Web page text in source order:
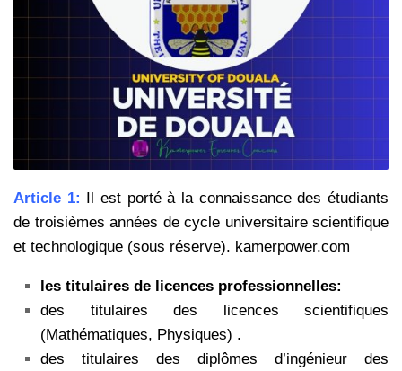
Article 1: Il est porté à la connaissancedes étudiants
de troisièmes années de cycle universitaire scientifique
et technologique (sous réserve). kamerpower.com
les titulaires de licences professionnelles:
des titulaires des licences scientifiques
(Mathématiques, Physiques) .
des titulaires des diplômes d’ingénieur des